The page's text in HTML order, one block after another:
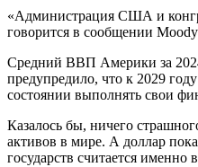
«Администрация США и
говорится в сообщении
Средний ВВП Америки за 2024
предупредило, что к 2029
состоянии выполнять свои
Казалось бы, ничего
активов в мире. А доллар
государств считается именно